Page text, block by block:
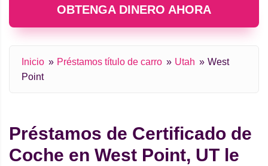
OBTENGA DINERO AHORA
Inicio Préstamos título de carro Utah
West
Point
Préstamos de Certificado de
Coche en West Point, UT le